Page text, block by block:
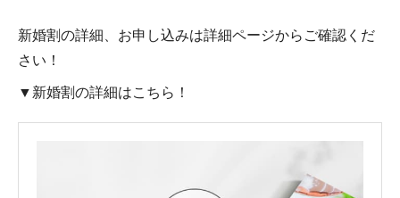
新婚割の詳細、お申し込みは詳細ページからご確認くだ
さい！
▼新婚割の詳細はこちら！